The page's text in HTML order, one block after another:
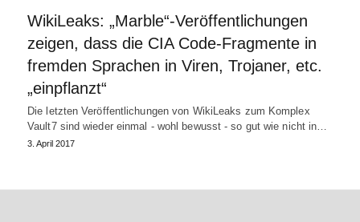
WikiLeaks: „Marble“-Veröffentlichungen
zeigen, dass die CIA Code-Fragmente in
fremden Sprachen in Viren, Trojaner, etc.
„einpflanzt“
Die letzten Veröffentlichungen von WikiLeaks zum Komplex
Vault7 sind wieder einmal - wohl bewusst - so gut wie nicht in…
3. April 2017